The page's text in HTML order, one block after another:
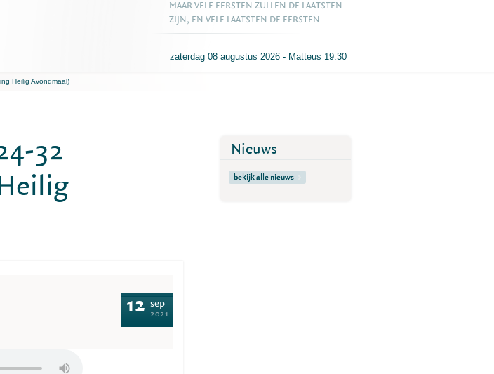
zaterdag 08 augustus 2026 - Matteus 19:30
MAAR VELE EERSTEN ZULLEN DE LAATSTEN
ZIJN, EN VELE LAATSTEN DE EERSTEN.
Heilig Avondmaal)
32
12 sep
2021
Nieuws
bekijk alle nieuws